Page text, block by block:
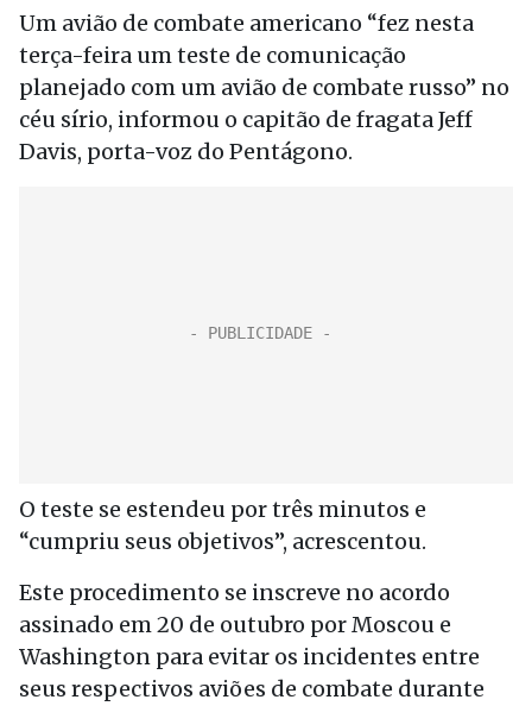
Um avião de combate americano “fez nesta
terça-feira um teste de comunicação
planejado com um avião de combate russo” no
céu sírio, informou o capitão de fragata Jeff
Davis, porta-voz do Pentágono.
O teste se estendeu por três minutos e
“cumpriu seus objetivos”, acrescentou.
Este procedimento se inscreve no acordo
assinado em 20 de outubro por Moscou e
Washington para evitar os incidentes entre
seus respectivos aviões de combate durante